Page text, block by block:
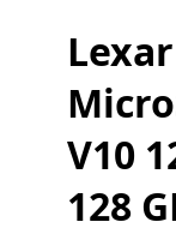
V10
128